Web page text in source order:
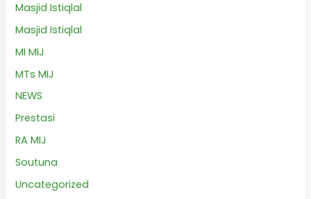
Masjid Istiqlal
Masjid Istiqlal
MI MIJ
MTs MIJ
NEWS
Prestasi
RA MIJ
Soutuna
Uncategorized